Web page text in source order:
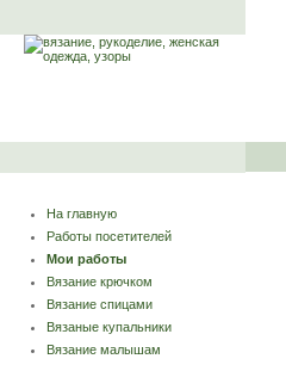
На главную
Работы посетителей
Мои работы
Вязание крючком
Вязание спицами
Вязаные купальники
Вязание малышам